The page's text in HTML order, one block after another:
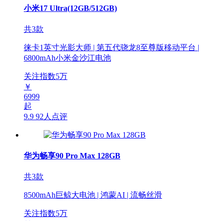
小米17 Ultra(12GB/512GB)
共3款
徕卡1英寸光影大师 | 第五代骁龙8至尊版移动平台 |
6800mAh小米金沙江电池
关注指数5万
￥
6999
起
9.9 92人点评
华为畅享90 Pro Max 128GB
共3款
8500mAh巨鲸大电池 | 鸿蒙AI | 流畅丝滑
关注指数5万